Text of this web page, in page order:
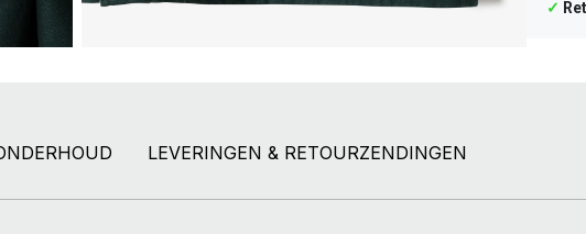
✓
LEVERINGEN & RETOURZENDINGEN